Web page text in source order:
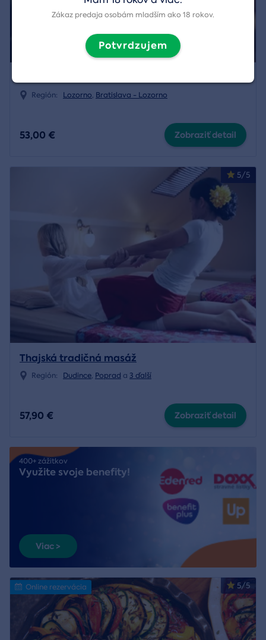
Región: Lozorno, Bratislava - Lozorno
53,00 € Zobraziť detail
5/5
Thajská tradičná masáž
Región: Dudince, Poprad a 3 ďalší
57,90 € Zobraziť detail
400+ zážitkov
Využite svoje benefity!
Viac >
5/5
Online rezervácia
Zákaz predaja osobám mladším ako 18 rokov.
Potvrdzujem